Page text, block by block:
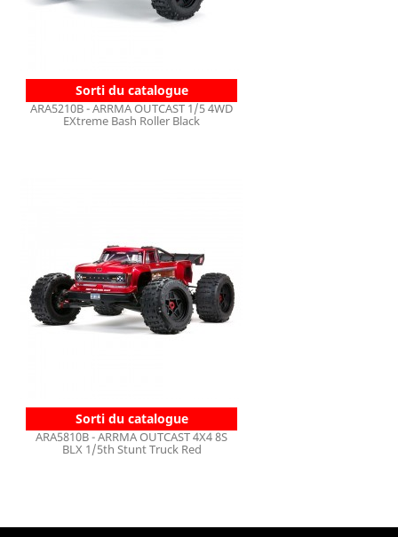
Sorti du catalogue
ARA5210B - ARRMA OUTCAST 1/5 4WD
EXtreme Bash Roller Black
Sorti du catalogue
ARA5810B - ARRMA OUTCAST 4X4 8S
BLX 1/5th Stunt Truck Red